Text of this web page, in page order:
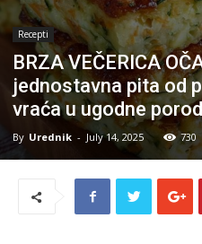
Recepti
BRZA VEČERICA
jednostavna pita od
vraća u ugodne
By Urednik - July 14, 2025 730